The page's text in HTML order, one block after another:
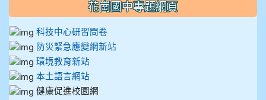
花崗國中專題網頁
科技中心研習問卷
防災緊急應變網新站
環境教育新站
本土語言網站
健康促進校園網